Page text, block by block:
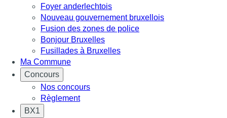
Foyer anderlechtois
Nouveau gouvernement bruxellois
Fusion des zones de police
Bonjour Bruxelles
Fusillades à Bruxelles
Ma Commune
Concours
Nos concours
Règlement
BX1